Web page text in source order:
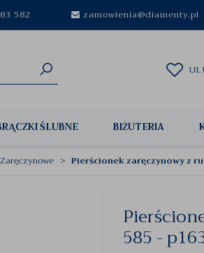
582 zamowienia@diamenty.pl
ŚLUBNE BIŻUTERIA
Pierścionek zaręczynowy z
585 -